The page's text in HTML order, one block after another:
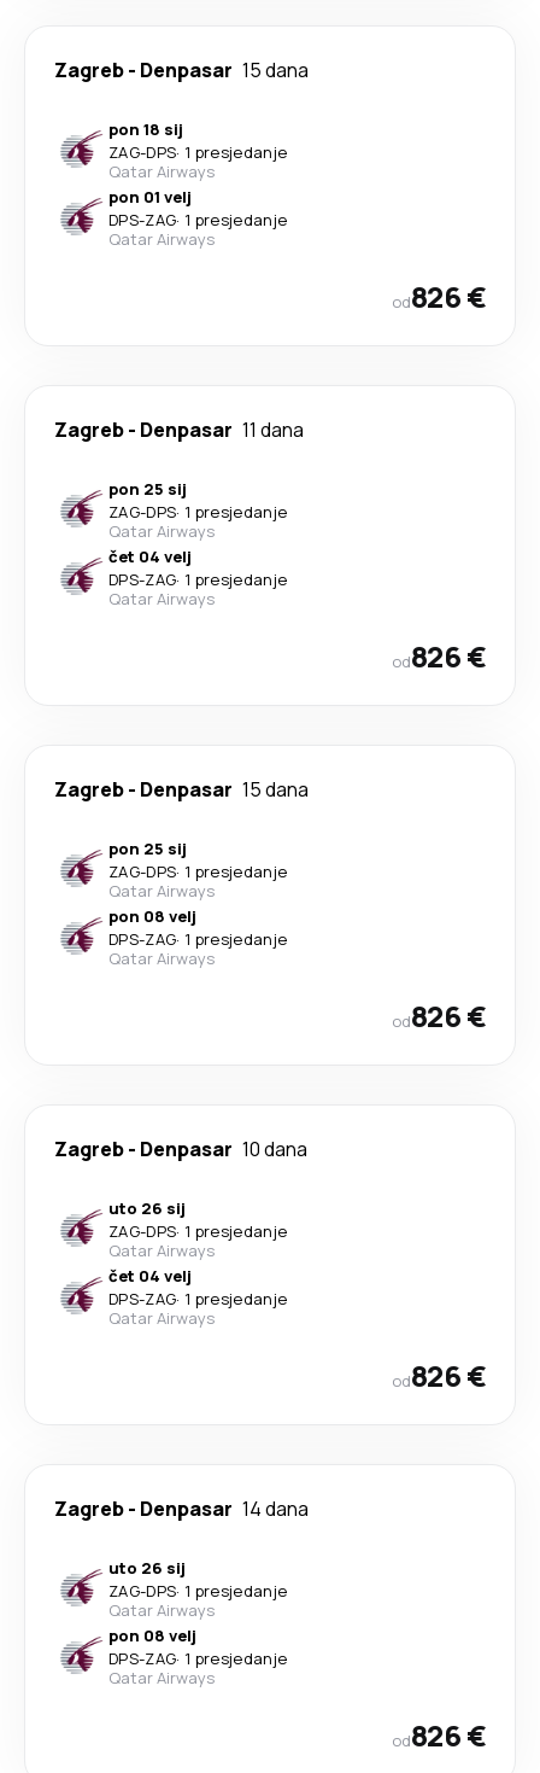
Zagreb- Denpasar 15 dana
pon 18 sij
ZAG-DPS· 1 presjedanje
Qatar Airways
pon 01 velj
DPS-ZAG· 1 presjedanje
Qatar Airways
od826 €
Zagreb- Denpasar 11 dana
pon 25 sij
ZAG-DPS· 1 presjedanje
Qatar Airways
čet 04 velj
DPS-ZAG· 1 presjedanje
Qatar Airways
od826 €
Zagreb- Denpasar 15 dana
pon 25 sij
ZAG-DPS· 1 presjedanje
Qatar Airways
pon 08 velj
DPS-ZAG· 1 presjedanje
Qatar Airways
od826 €
Zagreb- Denpasar 10 dana
uto 26 sij
ZAG-DPS· 1 presjedanje
Qatar Airways
čet 04 velj
DPS-ZAG· 1 presjedanje
Qatar Airways
od826 €
Zagreb- Denpasar 14 dana
uto 26 sij
ZAG-DPS· 1 presjedanje
Qatar Airways
pon 08 velj
DPS-ZAG· 1 presjedanje
Qatar Airways
od826 €